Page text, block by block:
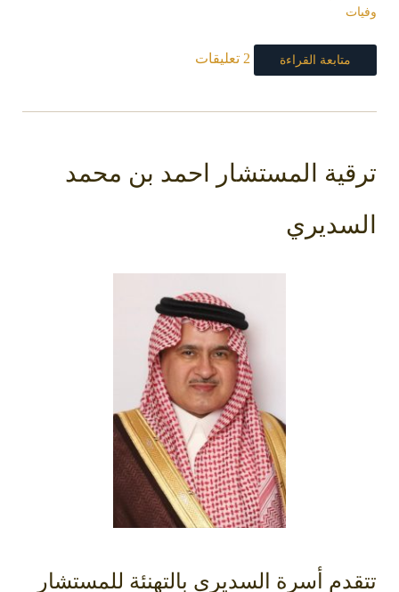
وفيات
متابعة القراءة 2 تعليقات
ترقية المستشار احمد بن محمد
السديري
تتقدم أسرة ‫السديري‬ بالتهنئة للمستشار